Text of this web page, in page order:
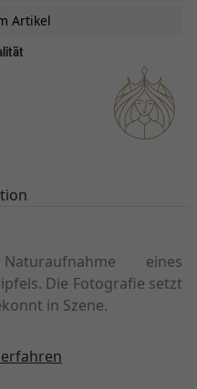
Artikel
eines
Die Fotografie setzt
in Szene.